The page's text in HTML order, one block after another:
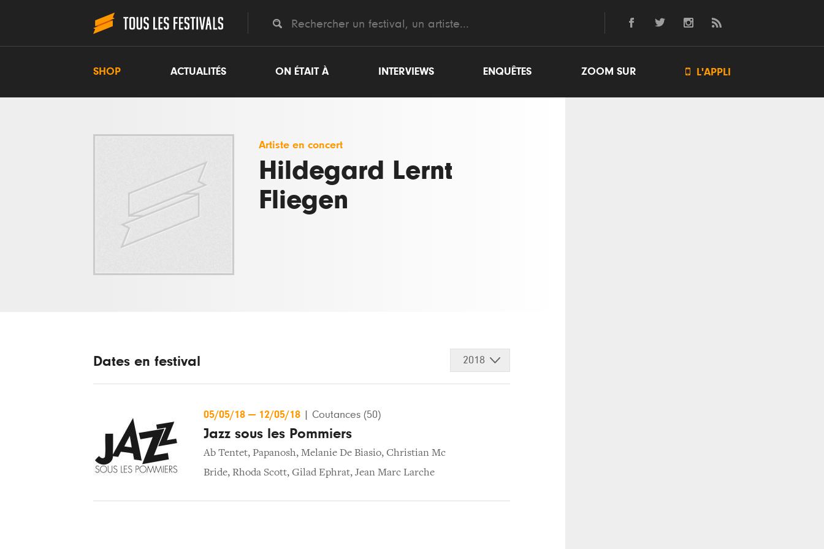
SHOP ACTUALITÉS ON ÉTAIT À INTERVIEWS ENQUÊTES ZOOM SUR  L'APPLI
Artiste en concert
Hildegard Lernt
Fliegen
Dates en festival 2018
05/05/18 — 12/05/18 Coutances (50)
Jazz sous les Pommiers
Ab Tentet, Papanosh, Melanie De Biasio, Christian Mc
Bride, Rhoda Scott, Gilad Ephrat, Jean Marc Larche